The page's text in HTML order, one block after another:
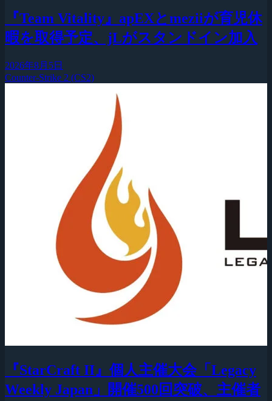
『Team Vitality』apEXとmeziiが育児休
暇を取得予定、jLがスタンドイン加入
2026年8月5日
Counter-Strike 2 (CS2)
『StarCraft II』個人主催大会「Legacy
Weekly Japan」開催500回突破、主催者